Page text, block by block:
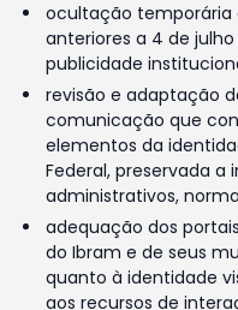
ocultação temporária
anteriores a 4 de
publicidade
revisão e adaptação
comunicação que
elementos da
Federal, preservada
administrativos,
adequação dos
do Ibram e de seus
quanto à identidade
aos recursos de